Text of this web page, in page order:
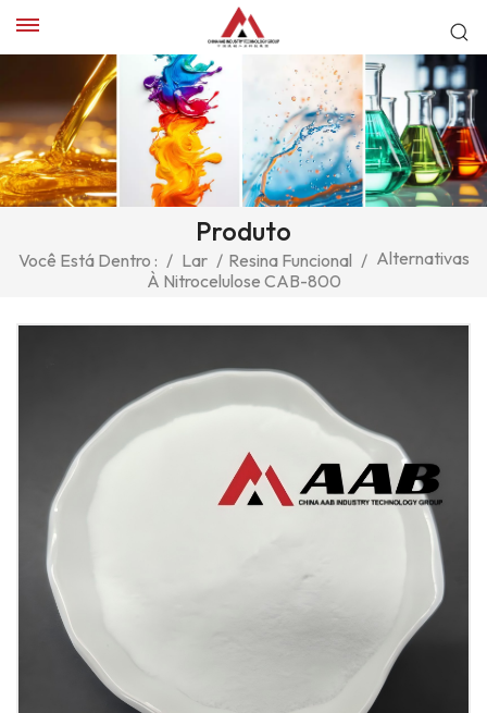
Produto
Você Está Dentro : / Lar / Resina Funcional / Alternativas
À Nitrocelulose CAB-800